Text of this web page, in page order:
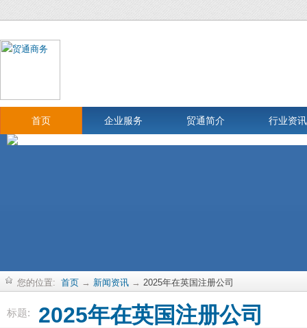
首页 企业服务 贸通简介 行业资讯
您的位置: 首页 → 新闻资讯 → 2025年在英国注册公司
标题: 2025年在英国注册公司